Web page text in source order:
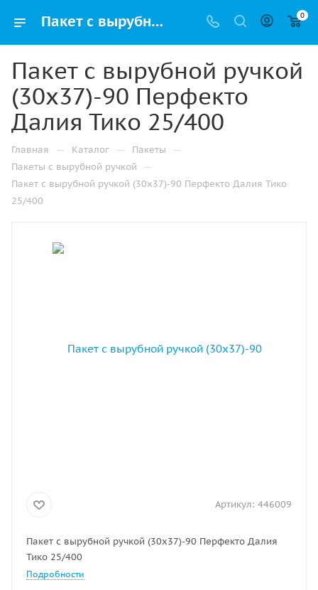
Пакет с вырубной ручкой (30х37)-90 Перфекто Далия Тико 25/400 купить в Ижевске с доставкой оптом и в розницу 0
Пакет с вырубной ручкой
(30х37)-90 Перфекто
Далия Тико 25/400
Главная — Каталог — Пакеты —
Пакеты с вырубной ручкой —
Пакет с вырубной ручкой (30х37)-90 Перфекто Далия Тико
25/400
Артикул: 446009
Пакет с вырубной ручкой (30х37)-90 Перфекто Далия
Тико 25/400
Подробности